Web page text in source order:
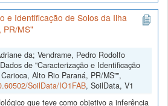
e Identificação de Solos da Ilha
PR/MS"
da; Vendrame, Pedro Rodolfo
de "Caracterização e Identificação
Alto Rio Paraná, PR/MS"",
SoilData/IO1FAB, SoilData, V1
que teve como objetivo a inferência